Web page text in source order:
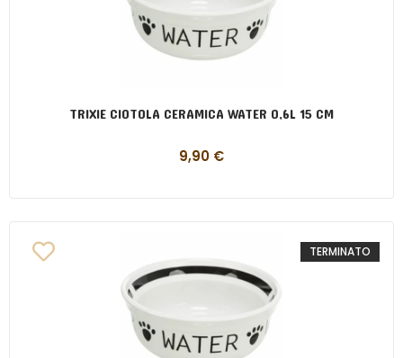
TRIXIE CIOTOLA CERAMICA WATER 0,6L 15 CM
9,90 €
TERMINATO